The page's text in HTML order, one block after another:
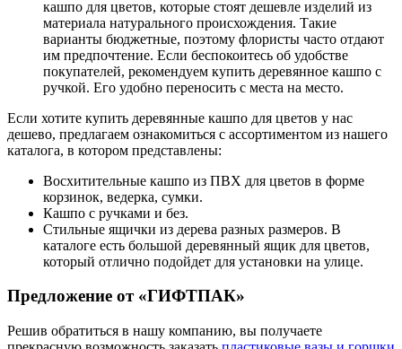
кашпо для цветов, которые стоят дешевле изделий из
материала натурального происхождения. Такие
варианты бюджетные, поэтому флористы часто отдают
им предпочтение. Если беспокоитесь об удобстве
покупателей, рекомендуем купить деревянное кашпо с
ручкой. Его удобно переносить с места на место.
Если хотите купить деревянные кашпо для цветов у нас
дешево, предлагаем ознакомиться с ассортиментом из нашего
каталога, в котором представлены:
Восхитительные кашпо из ПВХ для цветов в форме
корзинок, ведерка, сумки.
Кашпо с ручками и без.
Стильные ящички из дерева разных размеров. В
каталоге есть большой деревянный ящик для цветов,
который отлично подойдет для установки на улице.
Предложение от «ГИФТПАК»
Решив обратиться в нашу компанию, вы получаете